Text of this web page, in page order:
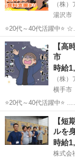
（株
湯沢市
⭐20代～40代活躍中⭐ ☆…・どんな方活躍・…☆ 男女問わず幅広い世
代の スタッフが活躍中♪ 必要なスキルはないので スグに活躍できます
よ◎ 休暇制度も 多数充
秋田 倉
【高
市
時給
（株
横手市
⭐20代～40代活躍中⭐ ………………………… 即日お給料GET！
………………………… 日払い制度で 働いた分のお金は即GET可能！ 1
秋田 横手市
【短
ルを
時給